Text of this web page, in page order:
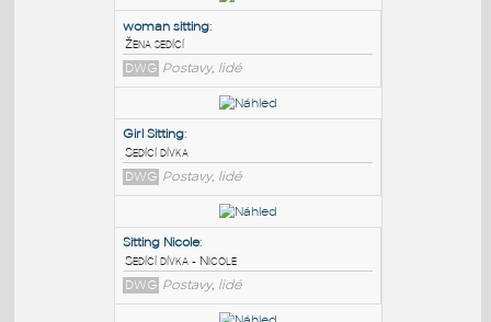
PODOBNÉ BLOKY:
woman sitting:
DWG Postavy, lidé